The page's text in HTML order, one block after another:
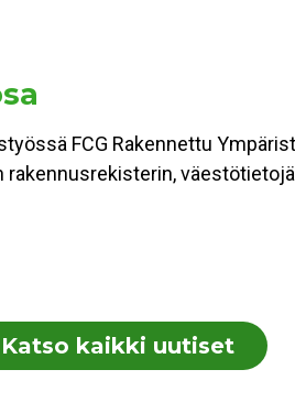
FCG Rakennettu
Katso kaikki uutiset